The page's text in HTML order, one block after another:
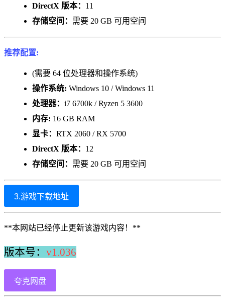
DirectX 版本： 11
存储空间： 需要 20 GB 可用空间
推荐配置:
(需要 64 位处理器和操作系统)
操作系统: Windows 10 / Windows 11
处理器： i7 6700k / Ryzen 5 3600
内存: 16 GB RAM
显卡： RTX 2060 / RX 5700
DirectX 版本： 12
存储空间： 需要 20 GB 可用空间
3.游戏下载地址
**本网站已经停止更新该游戏内容！**
版本号： v1.036
夸克网盘